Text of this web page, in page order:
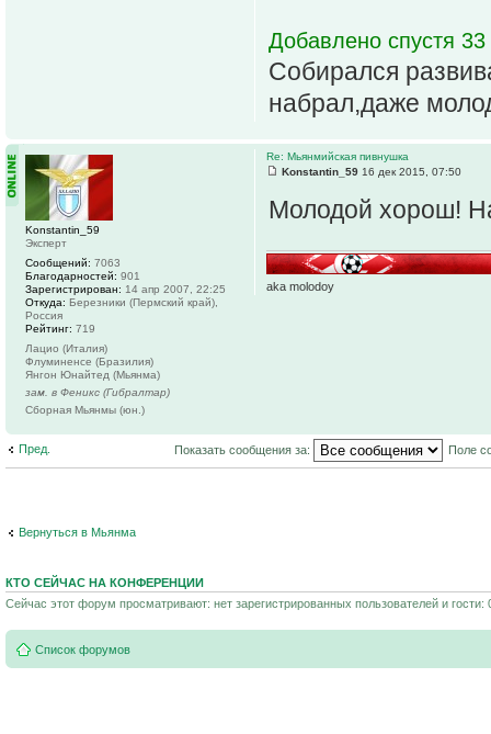
Добавлено спустя
Собирался
набрал,даже
Re: Мьянмийская пивнушка
Konstantin_59 16 дек 2015, 07:50
Молодой хорош!
aka molodoy
Konstantin_59
Эксперт
Сообщений: 7063
Благодарностей: 901
Зарегистрирован: 14 апр 2007, 22:25
Откуда: Березники (Пермский край),
Россия
Рейтинг: 719
Лацио (Италия)
Флуминенсе (Бразилия)
Янгон Юнайтед (Мьянма)
зам. в Феникс (Гибралтар)
Сборная Мьянмы (юн.)
Пред. Показать сообщения за: Поле
Вернуться в Мьянма
КТО СЕЙЧАС НА КОНФЕРЕНЦИИ
Сейчас этот форум просматривают: нет зарегистрированных пользователей и гости:
Список форумов